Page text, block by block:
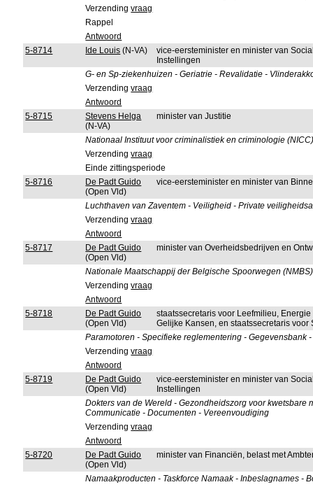
Verzendingvraag
Rappel
Antwoord
5-8714
Ide Louis (N-VA)
vice-eersteminister en minister van
Instellingen
G- en Sp-ziekenhuizen - Geriatrie - Revalidatie -
Verzendingvraag
Antwoord
5-8715
Stevens Helga
(N-VA)
minister van Justitie
Nationaal Instituut voor criminalistiek en criminologie
Verzendingvraag
Einde zittingsperiode
5-8716
De Padt Guido
(Open Vld)
vice-eersteminister en minister van
Luchthaven van Zaventem - Veiligheid - Private
Verzendingvraag
Antwoord
5-8717
De Padt Guido
(Open Vld)
minister van Overheidsbedrijven en
Nationale Maatschappij der Belgische Spoorwegen
Verzendingvraag
Antwoord
5-8718
De Padt Guido
(Open Vld)
staatssecretaris voor Leefmilieu,
Gelijke Kansen, en staatssecretaris
Paramotoren - Specifieke reglementering - Gegevensbank
Verzendingvraag
Antwoord
5-8719
De Padt Guido
(Open Vld)
vice-eersteminister en minister van
Instellingen
Dokters van de Wereld - Gezondheidszorg voor
Communicatie - Documenten - Vereenvoudiging
Verzendingvraag
Antwoord
5-8720
De Padt Guido
(Open Vld)
minister van Financiën, belast met
Namaakproducten - Taskforce Namaak - Inbeslagnames -